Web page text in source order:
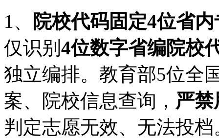
1、
院校代码固定4位省
仅识别 4位数字省编院校
独立编排。教育部5位全
案、院校信息查询， 严
判定志愿无效、无法投档